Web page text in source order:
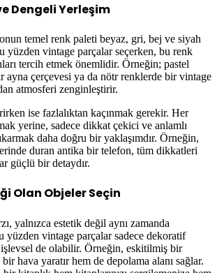
Dengeli Yerleşim
temel renk paleti beyaz, gri, bej ve siyah
yüzden vintage parçalar seçerken, bu renk
tercih etmek önemlidir. Örneğin; pastel
ayna çerçevesi ya da nötr renklerde bir vintage
atmosferi zenginleştirir.
ise fazlalıktan kaçınmak gerekir. Her
yerine, sadece dikkat çekici ve anlamlı
daha doğru bir yaklaşımdır. Örneğin,
duran antika bir telefon, tüm dikkatleri
güçlü bir detaydır.
Olan Objeler Seçin
yalnızca estetik değil aynı zamanda
yüzden vintage parçalar sadece dekoratif
işlevsel de olabilir. Örneğin, eskitilmiş bir
hava yaratır hem de depolama alanı sağlar.